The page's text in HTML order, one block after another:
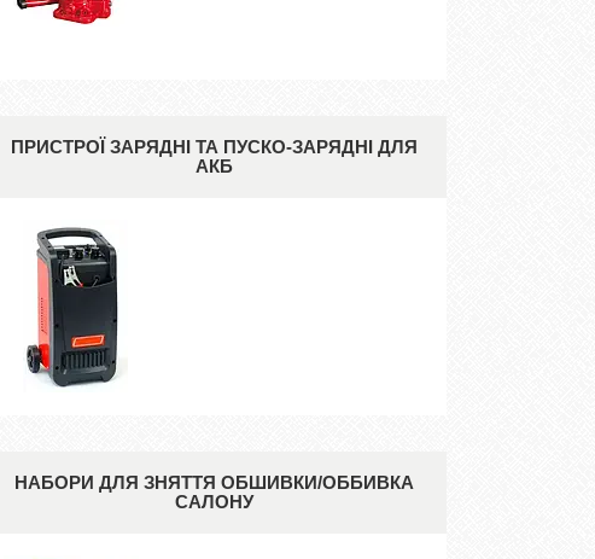
ПРИСТРОЇ ЗАРЯДНІ ТА ПУСКО-ЗАРЯДНІ ДЛЯ
АКБ
НАБОРИ ДЛЯ ЗНЯТТЯ ОБШИВКИ/ОББИВКА
САЛОНУ